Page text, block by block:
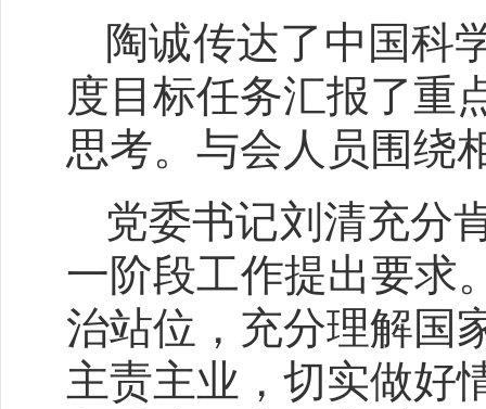
陶诚传达了中国科
度目标任务汇报了重
思考。与会人员围绕
党委书记刘清充分
一阶段工作提出要求
治站位，充分理解国
主责主业，切实做好